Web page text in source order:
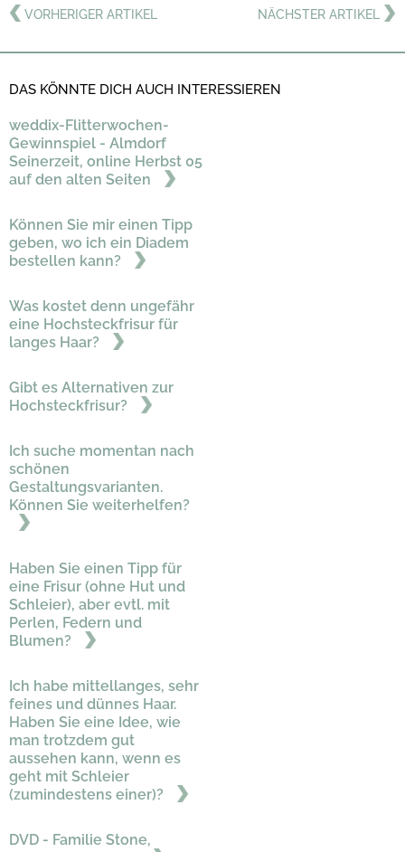
VORHERIGER ARTIKEL NÄCHSTER ARTIKEL
DAS KÖNNTE DICH AUCH INTERESSIEREN
weddix-Flitterwochen-
Gewinnspiel - Almdorf
Seinerzeit, online Herbst 05
auf den alten Seiten
Können Sie mir einen Tipp
geben, wo ich ein Diadem
bestellen kann?
Was kostet denn ungefähr
eine Hochsteckfrisur für
langes Haar?
Gibt es Alternativen zur
Hochsteckfrisur?
Ich suche momentan nach
schönen
Gestaltungsvarianten.
Können Sie weiterhelfen?
Haben Sie einen Tipp für
eine Frisur (ohne Hut und
Schleier), aber evtl. mit
Perlen, Federn und
Blumen?
Ich habe mittellanges, sehr
feines und dünnes Haar.
Haben Sie eine Idee, wie
man trotzdem gut
aussehen kann, wenn es
geht mit Schleier
(zumindestens einer)?
DVD - Familie Stone,